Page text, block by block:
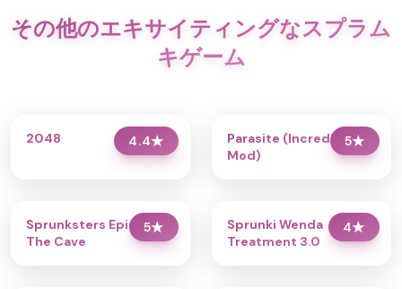
その他のエキサイティングなスプラム
キゲーム
4.4★
2048 5★
Parasite (Incredibox
Mod)
5★
Sprunksters Episode 2:
The Cave
4★
Sprunki Wenda
Treatment 3.0